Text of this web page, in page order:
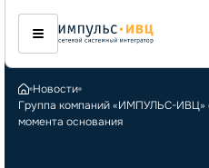
Новости
Группа компаний «ИМПУЛЬС-ИВЦ»
момента основания